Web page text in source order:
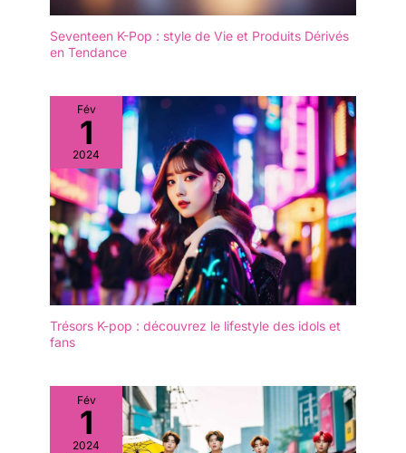
Seventeen K-Pop : style de Vie et Produits Dérivés
en Tendance
Fév
1
2024
Trésors K-pop : découvrez le lifestyle des idols et
fans
Fév
1
2024